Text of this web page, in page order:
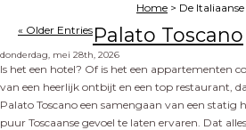
Home > De
« Older Entries Palato Toscano
donderdag, mei 28th, 2026
Is het een hotel? Of is het een appartementen
van een heerlijk ontbijt en een top restaurant,
Palato Toscano een samengaan van een
puur Toscaanse gevoel te laten ervaren. Dat